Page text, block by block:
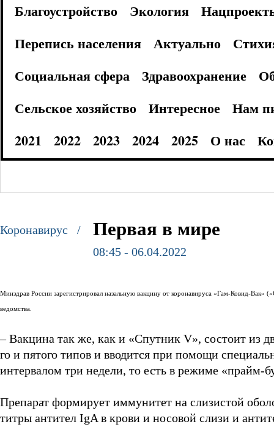
Благоустройство
Экология
Перепись населения
Актуально
Социальная сфера
Здравоохранение
Сельское хозяйство
Интересное
Нам
2021
2022 2023 2024 2025 О нас
Коронавирус / Первая в мире
08:45 - 06.04.2022
Минздрав России зарегистрировал назальную вакцину от коронавируса «Гам-Ковид-Вак»
ведомства.
– Вакцина так же, как и «Спутник V», состоит из
го и пятого типов и вводится при помощи
интервалом три недели, то есть в режиме «прайм-
Препарат формирует иммунитет на слизистой
титры антител IgA в крови и носовой слизи и